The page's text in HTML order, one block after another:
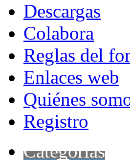
Descargas
Colabora
Reglas del
Enlaces web
Quiénes
Registro
Categorías